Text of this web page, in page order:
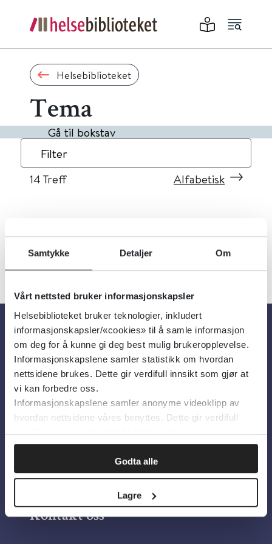
Samtykke Detaljer Om
Vårt nettsted bruker informasjonskapsler
Helsebiblioteket bruker teknologier, inkludert
informasjonskapsler/«cookies» til å samle informasjon
om deg for å kunne gi deg best mulig brukeropplevelse.
Informasjonskapslene samler statistikk om hvordan
nettsidene brukes. Dette gir verdifull innsikt som gjør at
vi kan forbedre oss.
Informasjonskapslene samler anonyme videoklipp av
hvordan nettsidene våres benyttes. Dette gir verdifull
innsikt som gjør at vi kan forbedre oss.
Godta alle
Lagre
Helsebiblioteket
Tema
Gå til bokstav
Filter
14 Treff Alfabetisk
« 1
Om oss
Om Helsebiblioteket
Personvern og informasjonskapsler
Tilgjengelighetserklæring
Information in English
Bilder fra Colourbox.com
Kontakt oss